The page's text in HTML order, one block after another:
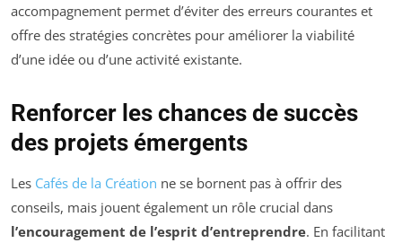
accompagnement permet d’éviter des erreurs courantes et
offre des stratégies concrètes pour améliorer la viabilité
d’une idée ou d’une activité existante.
Renforcer les chances de succès
des projets émergents
Les Cafés de la Création ne se bornent pas à offrir des
conseils, mais jouent également un rôle crucial dans
l’encouragement de l’esprit d’entreprendre. En facilitant